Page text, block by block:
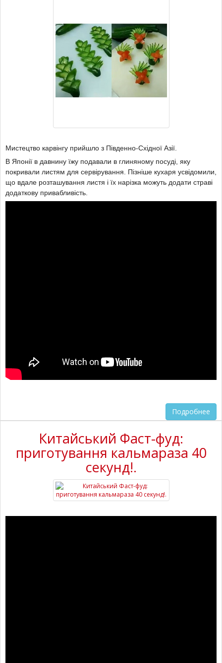
Мистецтво карвінгу прийшло з Південно-Східної Азії.
В Японії в давнину їжу подавали в глиняному посуді, яку
покривали листям для сервірування. Пізніше кухаря усвідомили,
що вдале розташування листя і їх нарізка можуть додати страві
додаткову привабливість.
Подробнее
Китайський Фаст-фуд:
приготування кальмараза 40
секунд!.